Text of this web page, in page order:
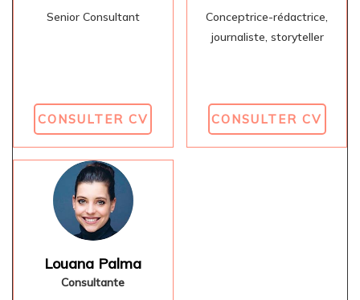
Senior Consultant
CONSULTER CV
Conceptrice-rédactrice,
journaliste, storyteller
CONSULTER CV
Louana Palma
Consultante